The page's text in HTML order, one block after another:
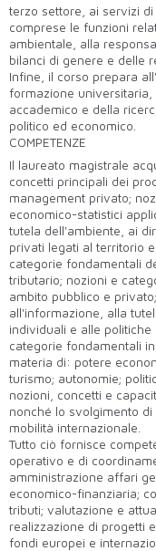
terzo settore, ai servizi
comprese le funzioni
ambientale, alla
bilanci di genere e delle
Infine, il corso prepara
formazione
accademico e della
politico ed economico.
COMPETENZE
Il laureato magistrale
concetti principali dei
management privato;
economico-statistici
tutela dell'ambiente, ai
privati legati al territorio
categorie fondamentali
tributario; nozioni e
ambito pubblico e
all'informazione, alla
individuali e alle
categorie fondamentali
materia di: potere
turismo; autonomie;
nozioni, concetti e
nonché lo svolgimento
mobilità internazionale.
Tutto ciò fornisce
operativo e di
amministrazione affari
economico-finanziaria;
tributi; valutazione e
realizzazione di progetti
fondi europei e